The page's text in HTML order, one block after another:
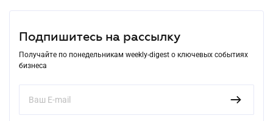
Подпишитесь на рассылку
Получайте по понедельникам weekly-digest о ключевых событиях
бизнеса